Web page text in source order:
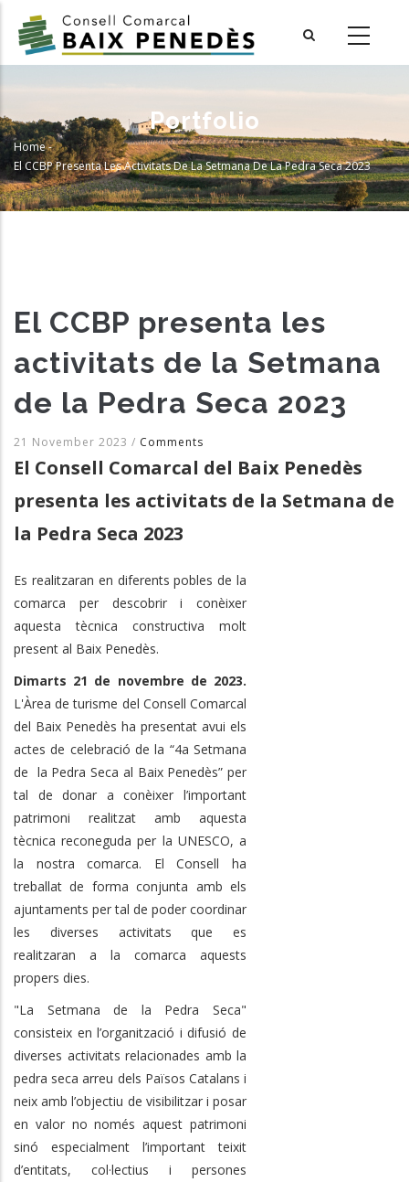
main
Portfolio
Breadcrumb
Home-
El CCBP Presenta Les Activitats De La Setmana De La Pedra Seca 2023
El CCBP presenta les
activitats de la Setmana
de la Pedra Seca 2023
21 November 2023 / Comments
El Consell Comarcal del Baix Penedès
presenta les activitats de la Setmana de
la Pedra Seca 2023
Es realitzaran en diferents pobles de la
comarca per descobrir i conèixer
aquesta tècnica constructiva molt
present al Baix Penedès.
Dimarts 21 de novembre de 2023.
L'Àrea de turisme del Consell Comarcal
del Baix Penedès ha presentat avui els
actes de celebració de la “4a Setmana
de la Pedra Seca al Baix Penedès” per
tal de donar a conèixer l’important
patrimoni realitzat amb aquesta
tècnica reconeguda per la UNESCO, a
la nostra comarca. El Consell ha
treballat de forma conjunta amb els
ajuntaments per tal de poder coordinar
les diverses activitats que es
realitzaran a la comarca aquests
propers dies.
"La Setmana de la Pedra Seca"
consisteix en l’organització i difusió de
diverses activitats relacionades amb la
pedra seca arreu dels Països Catalans i
neix amb l’objectiu de visibilitzar i posar
en valor no només aquest patrimoni
sinó especialment l’important teixit
d’entitats, col·lectius i persones